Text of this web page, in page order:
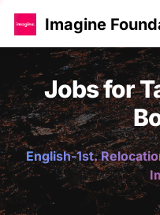
Imagine
Jobs for
English-1st.